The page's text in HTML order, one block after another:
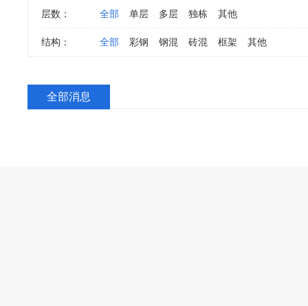
层数： 全部 单层 多层 独栋 其他
结构： 全部 彩钢 钢混 砖混 框架 其他
全部消息